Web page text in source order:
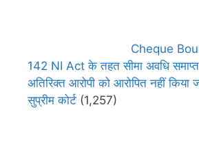
Cheque
142 NI Act के तहत सीमा अवधि
अतिरिक्त आरोपी को आरोपित नहीं किया
सुप्रीम कोर्ट (1,257)